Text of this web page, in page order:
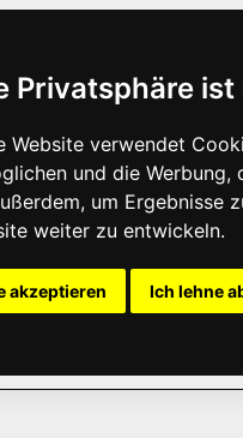
Privatsphäre
Website verwendet
und die Werbung,
um Ergebnisse
weiter zu entwickeln.
akzeptieren Ich lehne